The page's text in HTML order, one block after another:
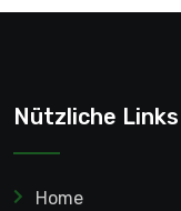
Nützliche Links
Home